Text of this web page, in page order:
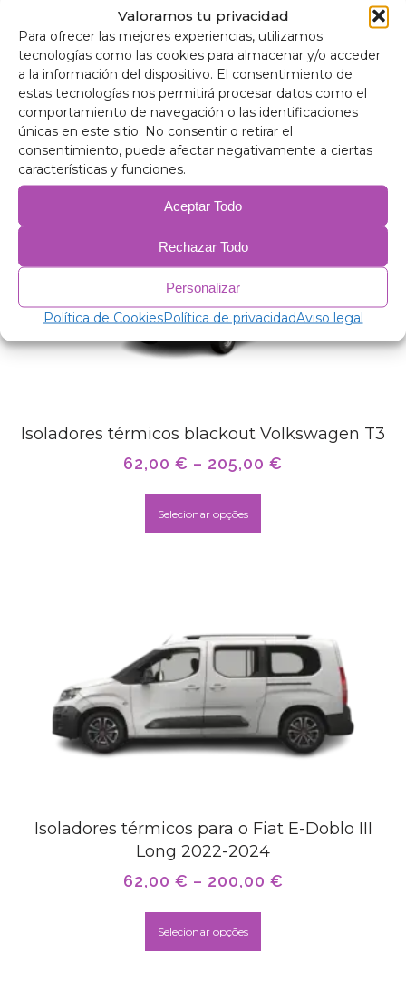
Valoramos tu privacidad
Para ofrecer las mejores experiencias, utilizamos
tecnologías como las cookies para almacenar y/o acceder
a la información del dispositivo. El consentimiento de
estas tecnologías nos permitirá procesar datos como el
comportamiento de navegación o las identificaciones
únicas en este sitio. No consentir o retirar el
consentimiento, puede afectar negativamente a ciertas
características y funciones.
Aceptar Todo
Rechazar Todo
Personalizar
Política de CookiesPolítica de privacidadAviso legal
Polietileno expandido de 2 mm.
Filme de alumínio de 38 mícrons.
Estofamento antialérgico de 75 gr/m para
isolamento.
PVC anticondensação.
Produtos Relacionados
Isoladores térmicos blackout Volkswagen T3
62,00 € – 205,00 €
Selecionar opções
Isoladores térmicos para o Fiat E-Doblo III
Long 2022-2024
62,00 € – 200,00 €
Selecionar opções